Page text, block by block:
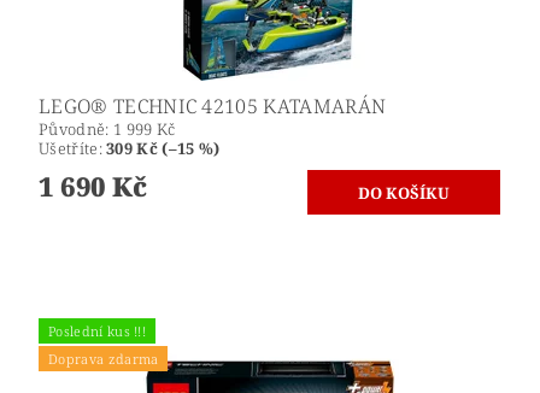
LEGO® TECHNIC 42105 KATAMARÁN
Původně: 1 999 Kč
Ušetříte:309 Kč (–15 %)
1 690 Kč
Poslední kus !!!
Doprava zdarma